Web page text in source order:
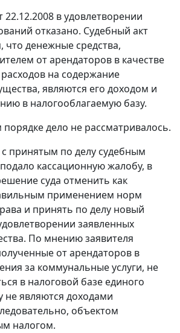
в удовлетворении
отказано. Судебный акт
что денежные средства,
от арендаторов в качестве
на содержание
являются его доходом и
в налогооблагаемую базу.
дело не рассматривалось.
принятым по делу судебным
кассационную жалобу, в
суда отменить как
применением норм
и принять по делу новый
заявленных
По мнению заявителя
от арендаторов в
за коммунальные услуги, не
в налоговой базе единого
не являются доходами
объектом
налогом.